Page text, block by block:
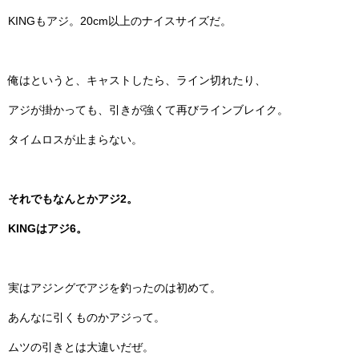
KINGもアジ。20cm以上のナイスサイズだ。
俺はというと、キャストしたら、ライン切れたり、
アジが掛かっても、引きが強くて再びラインブレイク。
タイムロスが止まらない。
それでもなんとかアジ2。
KINGはアジ6。
実はアジングでアジを釣ったのは初めて。
あんなに引くものかアジって。
ムツの引きとは大違いだぜ。